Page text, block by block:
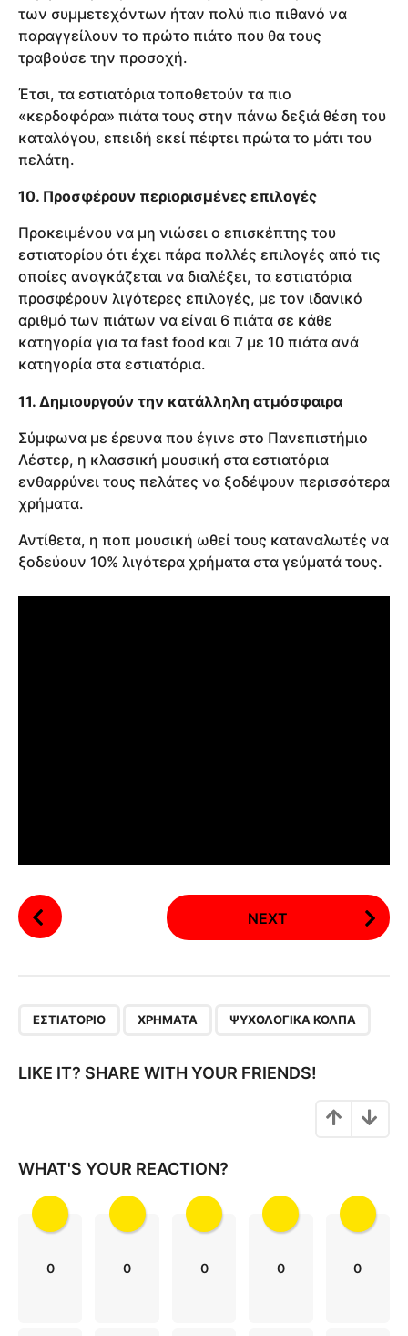
των συμμετεχόντων ήταν πολύ πιο πιθανό να
παραγγείλουν το πρώτο πιάτο που θα τους
τραβούσε την προσοχή.
Έτσι, τα εστιατόρια τοποθετούν τα πιο
«κερδοφόρα» πιάτα τους στην πάνω δεξιά θέση του
καταλόγου, επειδή εκεί πέφτει πρώτα το μάτι του
πελάτη.
10. Προσφέρουν περιορισμένες επιλογές
Προκειμένου να μη νιώσει ο επισκέπτης του
εστιατορίου ότι έχει πάρα πολλές επιλογές από τις
οποίες αναγκάζεται να διαλέξει, τα εστιατόρια
προσφέρουν λιγότερες επιλογές, με τον ιδανικό
αριθμό των πιάτων να είναι 6 πιάτα σε κάθε
κατηγορία για τα fast food και 7 με 10 πιάτα ανά
κατηγορία στα εστιατόρια.
11. Δημιουργούν την κατάλληλη ατμόσφαιρα
Σύμφωνα με έρευνα που έγινε στο Πανεπιστήμιο
Λέστερ, η κλασσική μουσική στα εστιατόρια
ενθαρρύνει τους πελάτες να ξοδέψουν περισσότερα
χρήματα.
Αντίθετα, η ποπ μουσική ωθεί τους καταναλωτές να
ξοδεύουν 10% λιγότερα χρήματα στα γεύματά τους.
P
o
i
i
NEXT
ΕΣΤΙΑΤΌΡΙΟ ΧΡΉΜΑΤΑ ΨΥΧΟΛΟΓΙΚΆ ΚΌΛΠΑ
LIKE IT? SHARE WITH YOUR FRIENDS!
WHAT'S YOUR REACTION?
0 0 0 0 0